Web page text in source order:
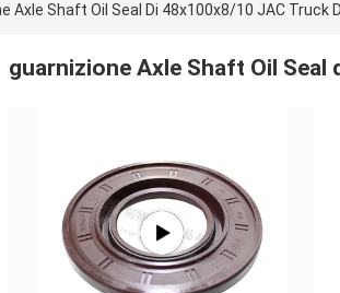
Axle Shaft Oil Seal Di 48x100x8/10 JAC Truck
guarnizione Axle Shaft Oil